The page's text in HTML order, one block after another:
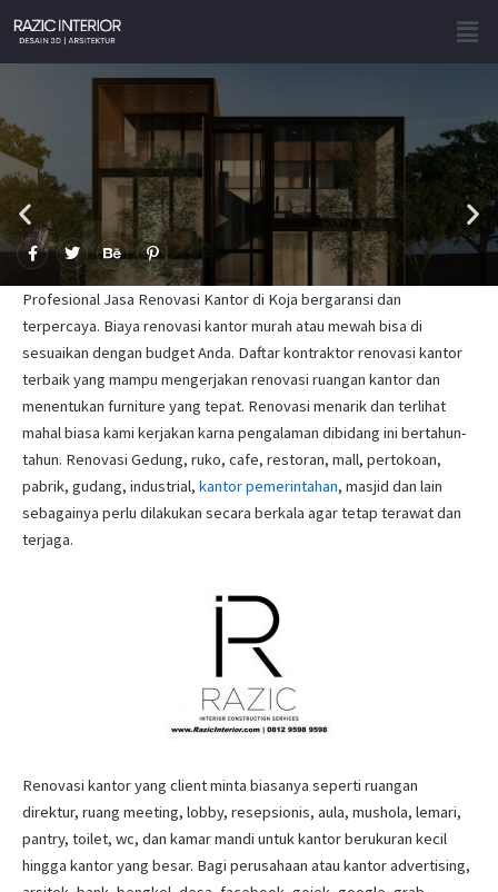
content
F
a
e
b
o
k
f
T
w
t
t
e
B
e
h
a
n
c
P
i
n
t
e
r
s
-
p
Profesional Jasa Renovasi Kantor di Koja bergaransi dan
terpercaya. Biaya renovasi kantor murah atau mewah bisa di
sesuaikan dengan budget Anda. Daftar kontraktor renovasi kantor
terbaik yang mampu mengerjakan renovasi ruangan kantor dan
menentukan furniture yang tepat. Renovasi menarik dan terlihat
mahal biasa kami kerjakan karna pengalaman dibidang ini bertahun-
tahun. Renovasi Gedung, ruko, cafe, restoran, mall, pertokoan,
pabrik, gudang, industrial, kantor pemerintahan, masjid dan lain
sebagainya perlu dilakukan secara berkala agar tetap terawat dan
terjaga.
Renovasi kantor yang client minta biasanya seperti ruangan
direktur, ruang meeting, lobby, resepsionis, aula, mushola, lemari,
pantry, toilet, wc, dan kamar mandi untuk kantor berukuran kecil
hingga kantor yang besar. Bagi perusahaan atau kantor advertising,